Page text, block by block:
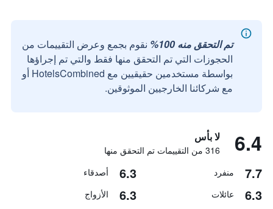
تم التحقق منه 100%
نقوم بجمع وعرض التقييمات من
الحجوزات التي تم التحقق منها فقط والتي تم إجراؤها
بواسطة مستخدمين حقيقيين مع HotelsCombined أو
مع شركائنا الخارجيين الموثوقين.
6.4 لا بأس
316 من التقييمات تم التحقق منها
7.7 منفرد 6.3 أصدقاء
6.3 عائلات 6.3 الأزواج